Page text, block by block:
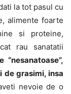
la tot pasul cu
alimente foarte
si proteine,
rau sanatatii
de grasimi, insa
nevoie de o